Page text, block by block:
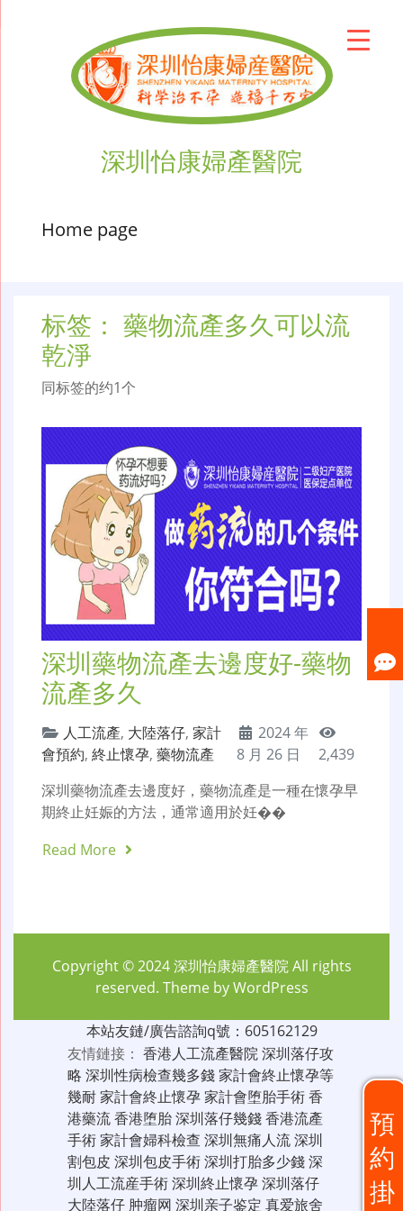
深圳怡康婦產醫院
Home page
标签： 藥物流產多久可以流
乾淨
同标签的约1个
深圳藥物流產去邊度好-藥物
流產多久
人工流產, 大陸落仔, 家計
會預約, 終止懷孕, 藥物流產
2024 年
8 月 26 日
2,439
深圳藥物流產去邊度好，藥物流產是一種在懷孕早
期終止妊娠的方法，通常適用於妊��
Read More
預
約
掛
Copyright © 2024深圳怡康婦產醫院All rights
reserved. Theme byWordPress
本站友鏈/廣告諮詢q號：605162129
友情鏈接： 香港人工流產醫院深圳落仔攻
略 深圳性病檢查幾多錢家計會終止懷孕等
幾耐家計會終止懷孕家計會堕胎手術香
港藥流香港堕胎深圳落仔幾錢香港流產
手術家計會婦科檢查 深圳無痛人流深圳
割包皮 深圳包皮手術深圳打胎多少錢深
圳人工流産手術深圳終止懷孕深圳落仔
大陸落仔 肿瘤网 深圳亲子鉴定 真爱旅舍